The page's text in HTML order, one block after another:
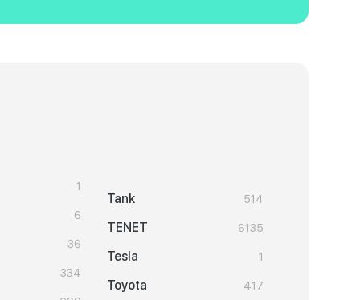
1
6
36
334
Tank 514
TENET 6135
Tesla 1
Toyota 417